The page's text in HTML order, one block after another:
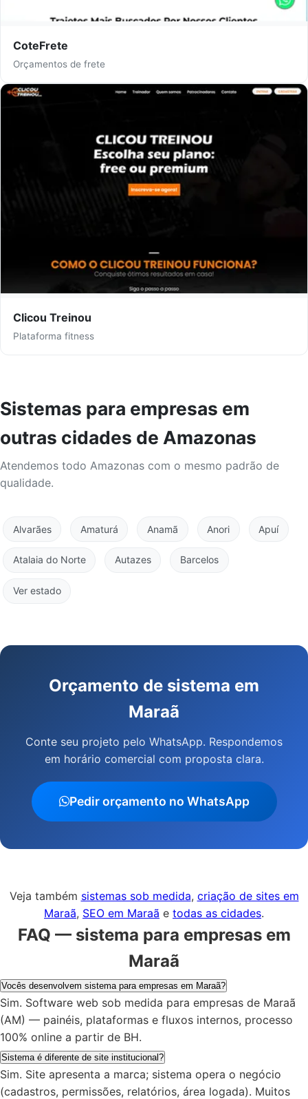
CoteFrete
Orçamentos de frete
Clicou Treinou
Plataforma fitness
Sistemas para empresas em
outras cidades de Amazonas
Atendemos todo Amazonas com o mesmo padrão de
qualidade.
Alvarães Amaturá Anamã Anori Apuí
Atalaia do Norte Autazes Barcelos
Ver estado
Orçamento de sistema em
Maraã
Conte seu projeto pelo WhatsApp. Respondemos
em horário comercial com proposta clara.
Pedir orçamento no WhatsApp
Veja também sistemas sob medida, criação de sites em
Maraã, SEO em Maraã e todas as cidades.
FAQ — sistema para empresas em
Maraã
Vocês desenvolvem sistema para empresas em Maraã?
Sim. Software web sob medida para empresas de Maraã
(AM) — painéis, plataformas e fluxos internos, processo
100% online a partir de BH.
Sistema é diferente de site institucional?
Sim. Site apresenta a marca; sistema opera o negócio
(cadastros, permissões, relatórios, área logada). Muitos